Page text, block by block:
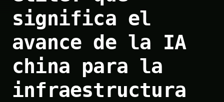
significa el
avance de la IA
china para la
infraestructura